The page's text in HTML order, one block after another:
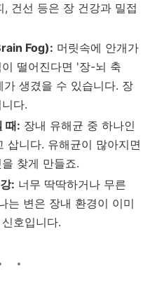
건선 등은 장 건강과 밀접
Fog): 머릿속에 안개가
떨어진다면 '장-뇌 축
생겼을 수 있습니다. 장
다.
때: 장내 유해균 중 하나인
삽니다. 유해균이 많아지면
찾게 만들죠.
: 너무 딱딱하거나 무른
는 변은 장내 환경이 이미
호입니다.